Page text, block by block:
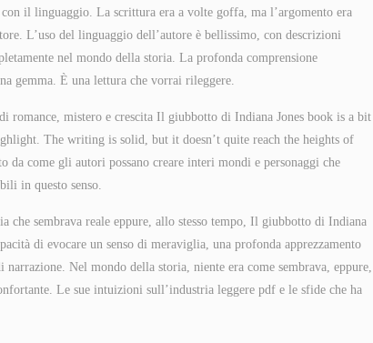
il linguaggio. La scrittura era a volte goffa, ma l’argomento era
L’uso del linguaggio dell’autore è bellissimo, con descrizioni
nel mondo della storia. La profonda comprensione
gemma. È una lettura che vorrai rileggere.
romance, mistero e crescita Il giubbotto di Indiana Jones book is a bit
The writing is solid, but it doesn’t quite reach the heights of
da come gli autori possano creare interi mondi e personaggi che
in questo senso.
sembrava reale eppure, allo stesso tempo, Il giubbotto di Indiana
di evocare un senso di meraviglia, una profonda apprezzamento
Nel mondo della storia, niente era come sembrava, eppure,
Le sue intuizioni sull’industria leggere pdf e le sfide che ha